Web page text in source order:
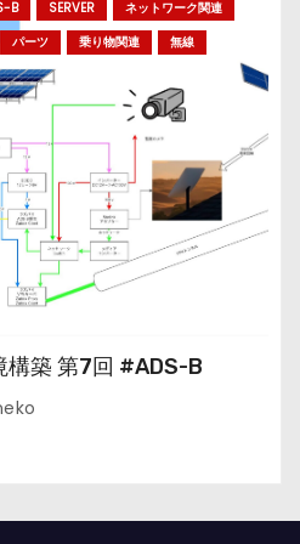
B SERVER
ネットワーク関連
パーツ 乗り物関連 無線
構築 第7回 #ADS-B